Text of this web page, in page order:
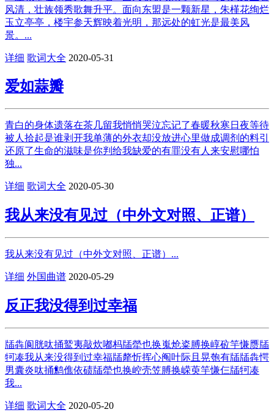
风清，壮族领秀歌舞升平。面向东盟是一颗新星，朱槿花绚烂
玉立亭亭，楼宇参天辉映着光明，那远处的虹光是最美风
景。...
详细 歌词大全 2020-05-31
爱如蒜瓣
青白的身体遗落在茶几留我悄悄哭泣忘记了春暖秋寒日夜等待
被人拾起是谁剥开我单薄的外衣却没放进心里做成调剂的料引
还原了生命的滋味是你判给我缺爱的有罪没有人来安慰哪怕
独...
详细 歌词大全 2020-05-30
我从来没有见过（中外文对照、正谱）
我从来没有见过（中外文对照、正谱）...
详细 外国曲谱 2020-05-29
反正我没得到过幸福
牐犇阆胱呔捅鹫夷敲炊嘟杩牐犖也换嵬炝粢膊换崞砬竽慊赝牐
牱凑我从来没得到过幸福牐犛忻挥心阄叶际且晃匏有牐牐犇愕
男囊炎呔捅鹪僬依碛牐犖也换崆壳笠膊换嵘萸竽慊仨牐牱凑
我...
详细 歌词大全 2020-05-20